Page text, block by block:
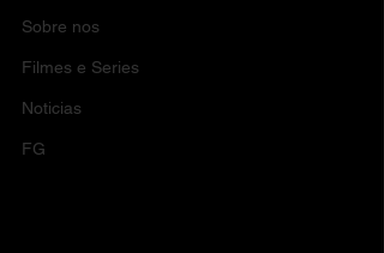
Sobre nos
Filmes e Series
Noticias
FG